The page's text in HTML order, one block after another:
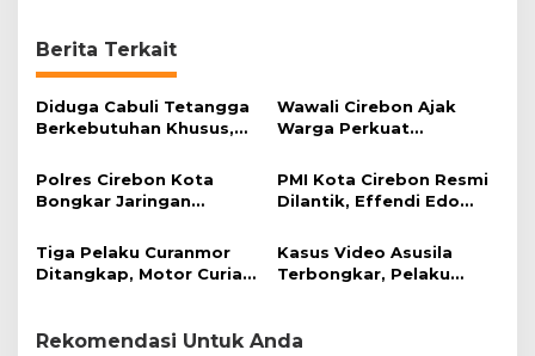
Berita Terkait
Diduga Cabuli Tetangga
Berkebutuhan Khusus,
Wawali Cirebon Ajak
Warga Perkuat
Momentum Harjad ke-
599
Polres Cirebon Kota
Bongkar Jaringan
Lintas Provinsi
PMI Kota Cirebon Resmi
Dilantik, Effendi Edo
Bencana
Tiga Pelaku Curanmor
Ditangkap, Motor Curian
Kasus Video Asusila
Terbongkar, Pelaku
Rekomendasi Untuk Anda